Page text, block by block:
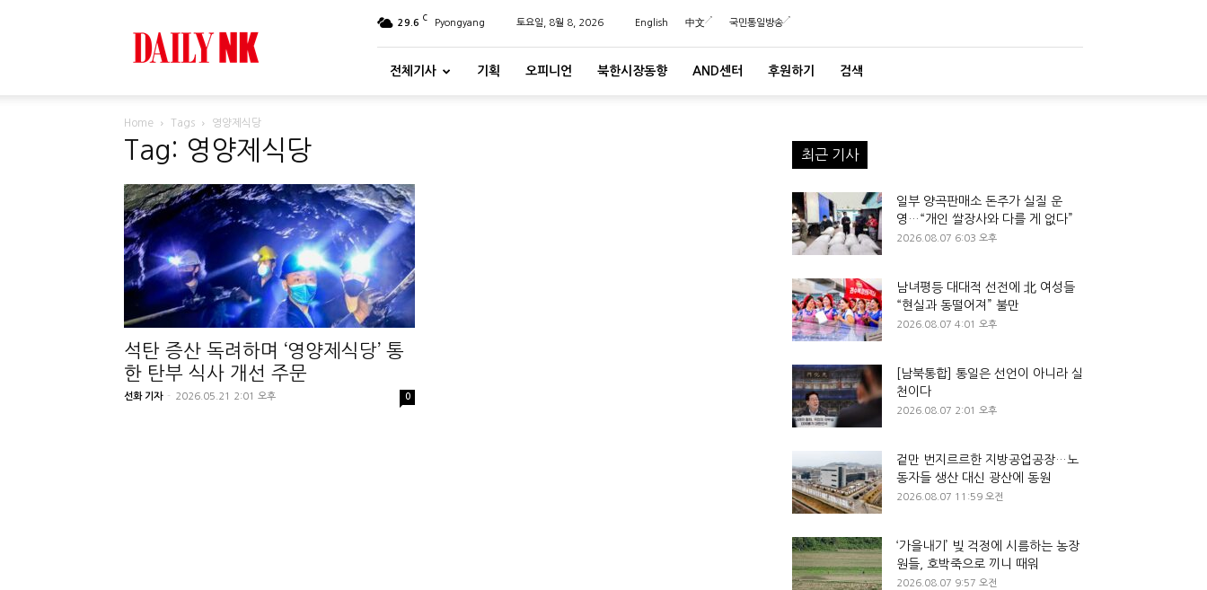
29.6 C Pyongyang 토요일, 8월 8, 2026 English 中文 국민통일방송
전체기사 기획 오피니언 북한시장동향 AND센터 후원하기 검색
Home Tags 영양제식당
Tag: 영양제식당
석탄 증산 독려하며 ‘영양제식당’ 통
한 탄부 식사 개선 주문
선화 기자 - 2026.05.21 2:01 오후 0
최근 기사
일부 양곡판매소 돈주가 실질 운
영…“개인 쌀장사와 다를 게 없다”
2026.08.07 6:03 오후
남녀평등 대대적 선전에 北 여성들
“현실과 동떨어져” 불만
2026.08.07 4:01 오후
[남북통합] 통일은 선언이 아니라 실
천이다
2026.08.07 2:01 오후
겉만 번지르르한 지방공업공장…노
동자들 생산 대신 광산에 동원
2026.08.07 11:59 오전
‘가을내기’ 빚 걱정에 시름하는 농장
원들, 호박죽으로 끼니 때워
2026.08.07 9:57 오전